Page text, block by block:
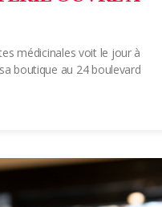
médicinales voit le jour à
boutique au 24 boulevard